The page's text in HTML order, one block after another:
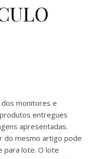
monitores e
entregues
apresentadas.
do mesmo artigo pode
para lote. O lote